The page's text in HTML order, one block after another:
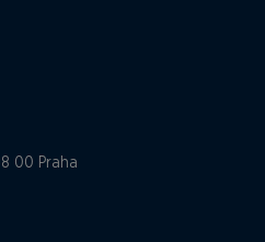
00 Praha